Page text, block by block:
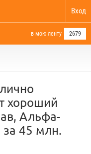
Вход
в мою ленту 2679
хороший
Альфа-
за 45 млн.